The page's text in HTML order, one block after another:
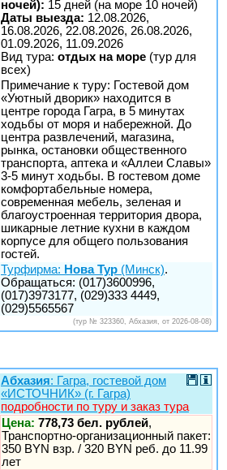
ночей): 15 дней (на море 10 ночей)
Даты выезда: 12.08.2026,
16.08.2026, 22.08.2026, 26.08.2026,
01.09.2026, 11.09.2026
Вид тура: отдых на море (тур для
всех)
Примечание к туру: Гостевой дом
«Уютный дворик» находится в
центре города Гагра, в 5 минутах
ходьбы от моря и набережной. До
центра развлечений, магазина,
рынка, остановки общественного
транспорта, аптека и «Аллеи Славы»
3-5 минут ходьбы. В гостевом доме
комфортабельные номера,
современная мебель, зеленая и
благоустроенная территория двора,
шикарные летние кухни в каждом
корпусе для общего пользования
гостей.
Турфирма: Нова Тур (Минск).
Обращаться: (017)3600996,
(017)3973177, (029)333 4449,
(029)5565567
(тур № 323360, Абхазия, от 2026-08-08)
Абхазия: Гагра, гостевой дом
«ИСТОЧНИК» (г. Гагра)
подробности по туру и заказ тура
Цена: 778,73 бел. рублей,
Транспортно-организационный пакет:
350 BYN взр. / 320 BYN реб. до 11.99
лет